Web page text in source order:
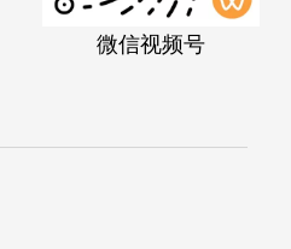
微信视频号